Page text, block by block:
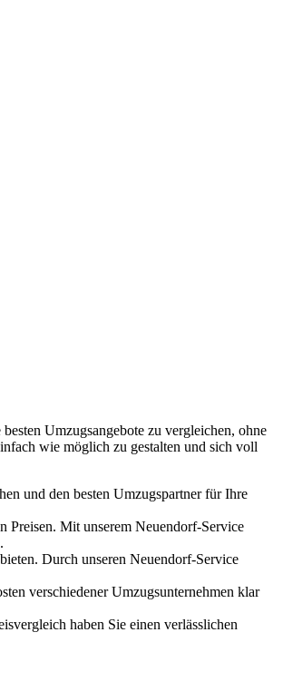
Umzugsangebote zu vergleichen, ohne
wie möglich zu gestalten und sich voll
und den besten Umzugspartner für Ihre
Preisen. Mit unserem Neuendorf-Service
Durch unseren Neuendorf-Service
verschiedener Umzugsunternehmen klar
haben Sie einen verlässlichen